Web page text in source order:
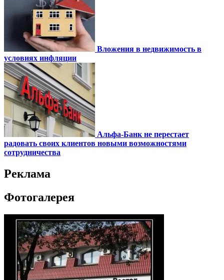
Вложения в недвижимость в
условиях инфляции
Альфа-Банк не перестает
радовать своих клиентов новыми возможностями
сотрудничества
Реклама
Фотогалерея